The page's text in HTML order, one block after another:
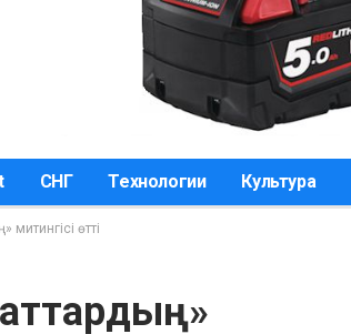
СНГ Технологии Культура
митингісі өтті